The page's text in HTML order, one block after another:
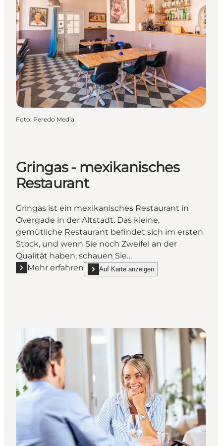
Foto: Peredo Media
Gringas - mexikanisches
Restaurant
Gringas ist ein mexikanisches Restaurant in
Overgade in der Altstadt. Das kleine,
gemütliche Restaurant befindet sich im ersten
Stock, und wenn Sie noch Zweifel an der
Qualität haben, schauen Sie…
Mehr erfahren
Mehr erfahren "Gringas - mexikanisches Restaurant"
Auf Karte anzeigen
show Gringas - mexikanisches Restaurant